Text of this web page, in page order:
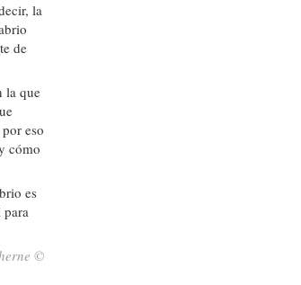
la
de
la que
eso
cómo
es
para
©